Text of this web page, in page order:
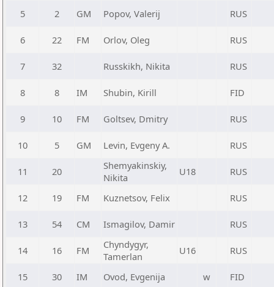
5 2 GM Popov, Valerij RUS
6 22 FM Orlov, Oleg RUS
7 32 Russkikh, Nikita RUS
8 8 IM Shubin, Kirill FID
9 10 FM Goltsev, Dmitry RUS
10 5 GM Levin, Evgeny A. RUS
11 20
Shemyakinskiy,
Nikita
U18 RUS
12 19 FM Kuznetsov, Felix RUS
13 54 CM Ismagilov, Damir RUS
14 16 FM
Chyndygyr,
Tamerlan
U16 RUS
15 30 IM Ovod, Evgenija w FID